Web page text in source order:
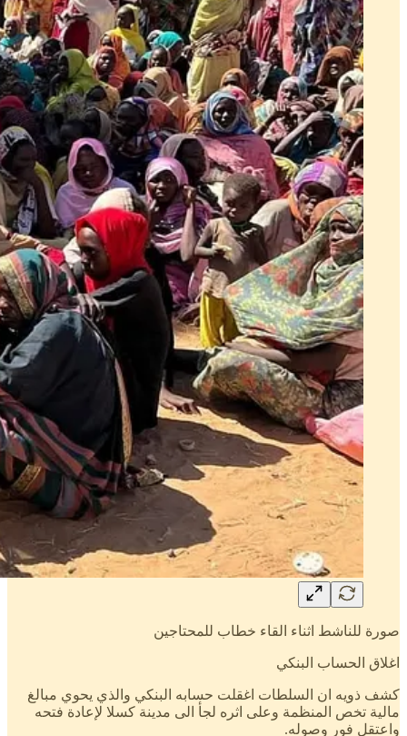
صورة للناشط اثناء القاء خطاب للمحتاجين
اغلاق الحساب البنكي
كشف ذويه ان السلطات اغقلت حسابه البنكي والذي يحوي مبالغ
مالية تخص المنظمة وعلى اثره لجأ الى مدينة كسلا لإعادة فتحه
واعتقل فور وصوله.